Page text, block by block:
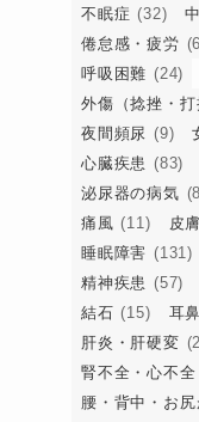
不眠症 (32)
倦怠感・疲労
呼吸困難 (24)
外傷（捻挫・打
夜間頻尿 (9)
心臓疾患 (83)
泌尿器の病気
痛風 (11) 皮
睡眠障害 (131)
精神疾患 (57)
結石 (15) 耳
肝炎・肝硬変
腎不全・心不
腰・背中・お